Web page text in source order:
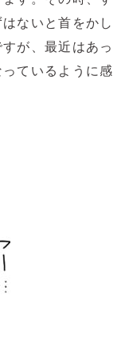
ないと首をかし
が、最近はあっ
ているように感